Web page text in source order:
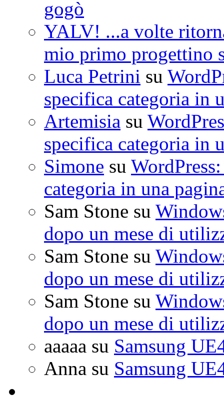
gogò
YALV! ...a volte
mio primo progettino
Luca Petrini su
specifica categoria in
Artemisia su
specifica categoria in
Simone su
categoria in una
Sam Stone su
dopo un mese di
Sam Stone su
dopo un mese di
Sam Stone su
dopo un mese di
aaaaa su Samsung
Anna su Samsung